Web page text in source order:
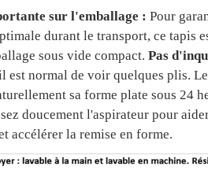
sur l'emballage : Pour
durant le transport, ce tapis
sous vide compact.Pas
est normal de voir quelques plis.
sa forme plate sous 24
doucement l'aspirateur pour
accélérer la remise en forme.